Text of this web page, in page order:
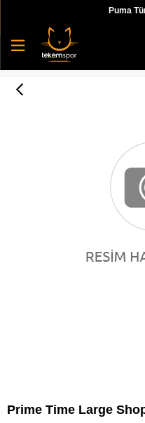
Puma
Prime Time Large